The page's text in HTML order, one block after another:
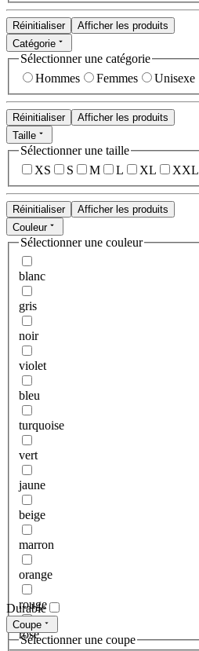
Réinitialiser
Afficher les produits
Catégorie
Sélectionner une catégorie
Hommes
Femmes Unisexe
Réinitialiser
Afficher les produits
Taille
Sélectionner une taille
XS
S M L XL XXL
Réinitialiser
Afficher les produits
Couleur
Sélectionner une couleur
blanc
gris
noir
violet
bleu
turquoise
vert
jaune
beige
marron
orange
rouge
rose
Durable
Coupe
Sélectionner une coupe